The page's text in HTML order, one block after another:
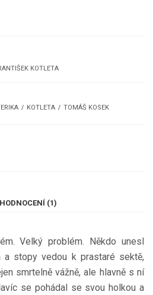
KOTLETA
KOTLETA TOMÁŠ KOSEK
HODNOCENÍ (1)
Velký problém. Někdo unesl
a stopy vedou k prastaré sektě,
smrtelně vážně, ale hlavně s ní
se pohádal se svou holkou a